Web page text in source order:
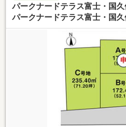
パークナードテラス富士・国久
パークナードテラス富士・国久